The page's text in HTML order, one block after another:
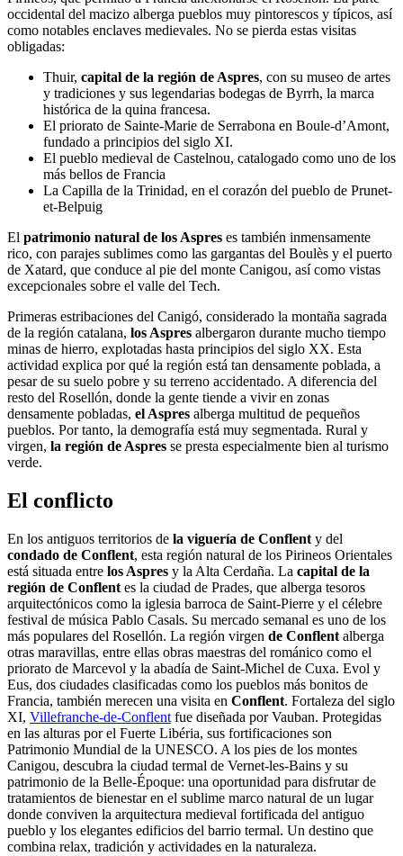
occidental del macizo alberga pueblos muy pintorescos y típicos, así
como notables enclaves medievales. No se pierda estas visitas
obligadas:
Thuir, capital de la región de Aspres, con su museo de artes
y tradiciones y sus legendarias bodegas de Byrrh, la marca
histórica de la quina francesa.
El priorato de Sainte-Marie de Serrabona en Boule-d’Amont,
fundado a principios del siglo XI.
El pueblo medieval de Castelnou, catalogado como uno de los
más bellos de Francia
La Capilla de la Trinidad, en el corazón del pueblo de Prunet-
et-Belpuig
El patrimonio natural de los Aspres es también inmensamente
rico, con parajes sublimes como las gargantas del Boulès y el puerto
de Xatard, que conduce al pie del monte Canigou, así como vistas
excepcionales sobre el valle del Tech.
Primeras estribaciones del Canigó, considerado la montaña sagrada
de la región catalana, los Aspres albergaron durante mucho tiempo
minas de hierro, explotadas hasta principios del siglo XX. Esta
actividad explica por qué la región está tan densamente poblada, a
pesar de su suelo pobre y su terreno accidentado. A diferencia del
resto del Rosellón, donde la gente tiende a vivir en zonas
densamente pobladas, el Aspres alberga multitud de pequeños
pueblos. Por tanto, la demografía está muy segmentada. Rural y
virgen, la región de Aspres se presta especialmente bien al turismo
verde.
El conflicto
En los antiguos territorios de la viguería de Conflent y del
condado de Conflent, esta región natural de los Pirineos Orientales
está situada entre los Aspres y la Alta Cerdaña. La capital de la
región de Conflent es la ciudad de Prades, que alberga tesoros
arquitectónicos como la iglesia barroca de Saint-Pierre y el célebre
festival de música Pablo Casals. Su mercado semanal es uno de los
más populares del Rosellón. La región virgen de Conflent alberga
otras maravillas, entre ellas obras maestras del románico como el
priorato de Marcevol y la abadía de Saint-Michel de Cuxa. Evol y
Eus, dos ciudades clasificadas como los pueblos más bonitos de
Francia, también merecen una visita en Conflent. Fortaleza del siglo
XI, Villefranche-de-Conflent fue diseñada por Vauban. Protegidas
en las alturas por el Fuerte Libéria, sus fortificaciones son
Patrimonio Mundial de la UNESCO. A los pies de los montes
Canigou, descubra la ciudad termal de Vernet-les-Bains y su
patrimonio de la Belle-Époque: una oportunidad para disfrutar de
tratamientos de bienestar en el sublime marco natural de un lugar
donde conviven la arquitectura medieval fortificada del antiguo
pueblo y los elegantes edificios del barrio termal. Un destino que
combina relax, tradición y actividades en la naturaleza.